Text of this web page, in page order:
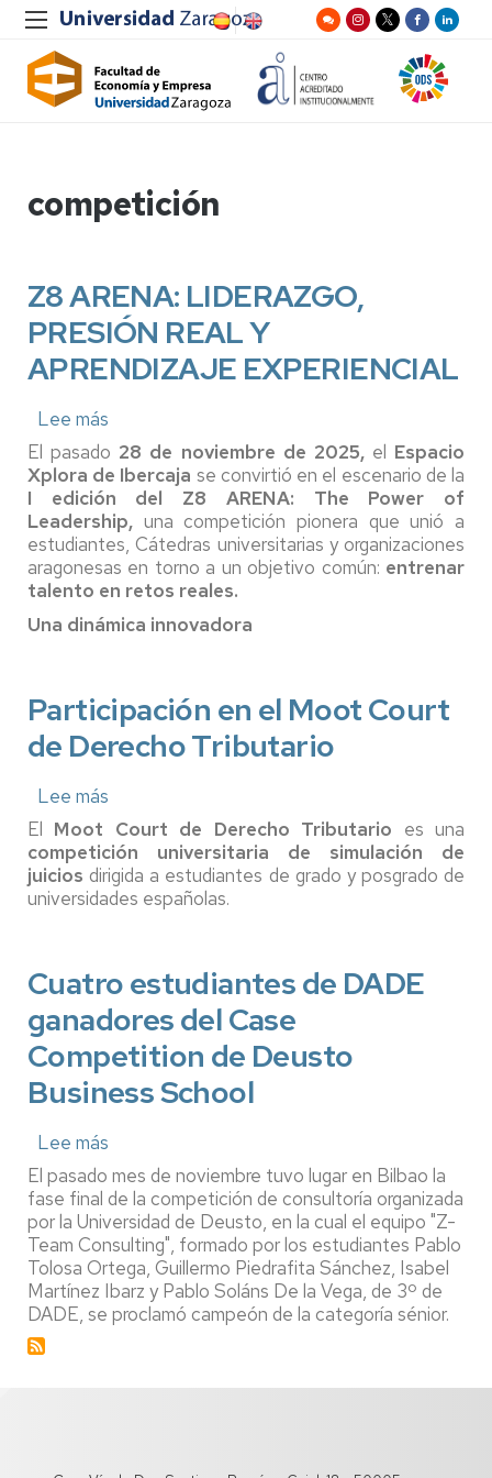
competición
Z8 ARENA: LIDERAZGO,
PRESIÓN REAL Y
APRENDIZAJE EXPERIENCIAL
Lee más
Z8
ARENA:
LIDERAZGO,
PRESIÓN
REAL
Y
APRENDIZAJE
EXPERIENCIAL
El pasado 28 de noviembre de 2025,el Espacio
Xplora de Ibercaja se convirtió en el escenario de la
I edición del Z8 ARENA: The Power of
Leadership, una competición pionera que unió a
estudiantes, Cátedras universitarias y organizaciones
aragonesas en torno a un objetivo común: entrenar
talento en retos reales.
Una dinámica innovadora
Participación en el Moot Court
de Derecho Tributario
Lee más
Participación
en
el
Moot
Court
El Moot Court de Derecho Tributario es una
competición universitaria de simulación de
juicios dirigida a estudiantes de grado y posgrado de
universidades españolas.
Cuatro estudiantes de DADE
ganadores del Case
Competition de Deusto
Business School
Lee más
Cuatro
estudiantes
de
DADE
ganadores
del
Case
Competition
de
El pasado mes de noviembre tuvo lugar en Bilbao la
fase final de la competición de consultoría organizada
por la Universidad de Deusto, en la cual el equipo "Z-
Team Consulting", formado por los estudiantes Pablo
Tolosa Ortega, Guillermo Piedrafita Sánchez, Isabel
Martínez Ibarz y Pablo Soláns De la Vega, de 3º de
DADE, se proclamó campeón de la categoría sénior.